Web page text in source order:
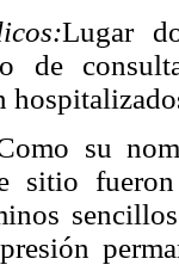
Lugar
de
su
sitio